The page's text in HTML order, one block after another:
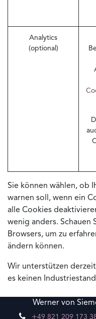
Analytics
(optional)
Sie können wählen, ob
warnen soll, wenn ein
alle Cookies
wenig anders. Schauen
Browsers, um zu
ändern können.
Wir unterstützen
es keinen
Werner von
+49 821 209 173